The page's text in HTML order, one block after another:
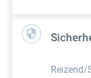
Reizend/